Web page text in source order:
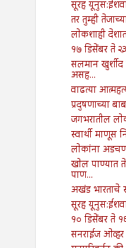
सूरह
तर तुम्ही
लोकशाही
१७ डिसेंबर ते
सलमान खुर्शीद
असह...
वाढत्या
प्रदुषणाच्या
जगभरातील
स्वार्थी माणूस
लोकांना
खोल पाण्यात
पाण...
अखंड भारताचे
सूरह
१० डिसेंबर ते
सनराईज ओव्हर